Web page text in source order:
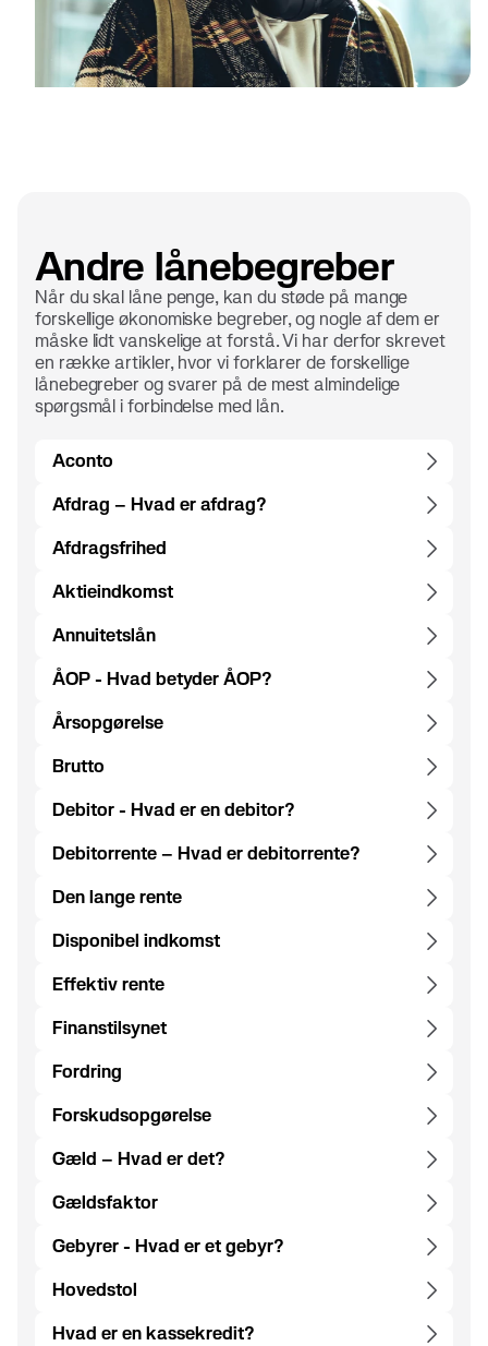
Andre lånebegreber
Når du skal låne penge, kan du støde på mange
forskellige økonomiske begreber, og nogle af dem er
måske lidt vanskelige at forstå. Vi har derfor skrevet
en række artikler, hvor vi forklarer de forskellige
lånebegreber og svarer på de mest almindelige
spørgsmål i forbindelse med lån.
Aconto
Afdrag – Hvad er afdrag?
Afdragsfrihed
Aktieindkomst
Annuitetslån
ÅOP - Hvad betyder ÅOP?
Årsopgørelse
Brutto
Debitor - Hvad er en debitor?
Debitorrente – Hvad er debitorrente?
Den lange rente
Disponibel indkomst
Effektiv rente
Finanstilsynet
Fordring
Forskudsopgørelse
Gæld – Hvad er det?
Gældsfaktor
Gebyrer - Hvad er et gebyr?
Hovedstol
Hvad er en kassekredit?